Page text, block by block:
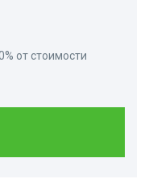
от стоимости